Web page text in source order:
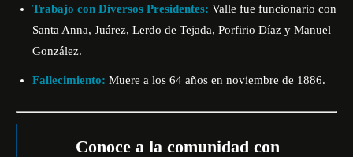
Trabajo con Diversos Presidentes: Valle fue funcionario con
Santa Anna, Juárez, Lerdo de Tejada, Porfirio Díaz y Manuel
González.
Fallecimiento: Muere a los 64 años en noviembre de 1886.
Conoce a la comunidad con